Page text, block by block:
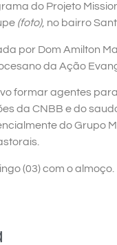
do Projeto
(foto), no bairro
por Dom Amilton
da Ação
formar agentes
da CNBB e do
do Grupo
(03) com o almoço.